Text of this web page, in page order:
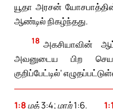
யூதா அரசன்
ஆண்டில் நிகழ்ந்தது.
18 அகசியாவின்
அவனுடைய பிற
குறிப்பேட்டில்’
1:8 மத் 3:4; மாற் 1:6.